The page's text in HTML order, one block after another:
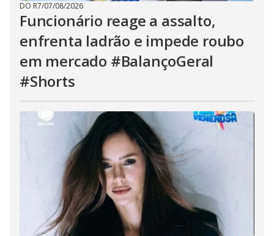
DO R7/07/08/2026
Funcionário reage a assalto,
enfrenta ladrão e impede roubo
em mercado #BalançoGeral
#Shorts